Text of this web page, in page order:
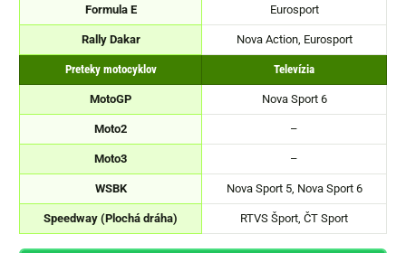
Formula E Eurosport
Rally Dakar Nova Action, Eurosport
Preteky motocyklov Televízia
MotoGP Nova Sport 6
Moto2 –
Moto3 –
WSBK Nova Sport 5, Nova Sport 6
Speedway (Plochá dráha) RTVS Šport, ČT Sport